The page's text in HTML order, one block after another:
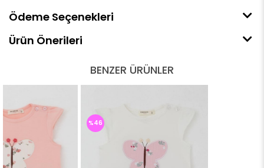
Ödeme Seçenekleri
Ürün Önerileri
BENZER ÜRÜNLER